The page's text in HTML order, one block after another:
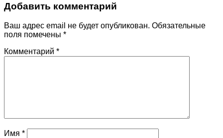
Добавить комментарий
Ваш адрес email не будет опубликован. Обязательные
поля помечены *
Комментарий *
Имя *